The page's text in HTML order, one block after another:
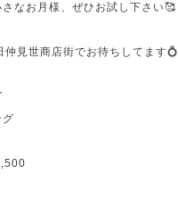
なお月様、ぜひお試し下さい🥰
見世商店街でお待ちしてます💍
グ